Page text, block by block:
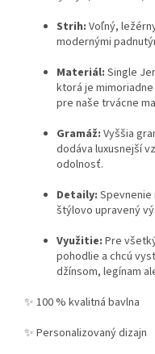
Strih: Voľný,
modernými
Materiál: Single
ktorá je
pre naše trvácne
Gramáž: Vyššia
dodáva luxusnejší
odolnosť.
Detaily: Spevnenie
štýlovo upravený
Využitie: Pre
pohodlie a chcú
džínsom, legínam
✨ 100 % kvalitná bavlna
✨ Personalizovaný dizajn